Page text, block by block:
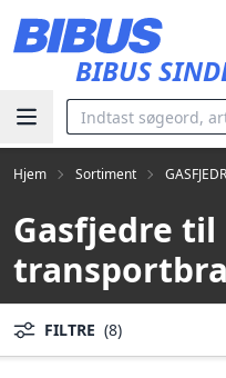
BIBUS
Hjem Sortiment
Gasfjedre til
FILTRE (8)